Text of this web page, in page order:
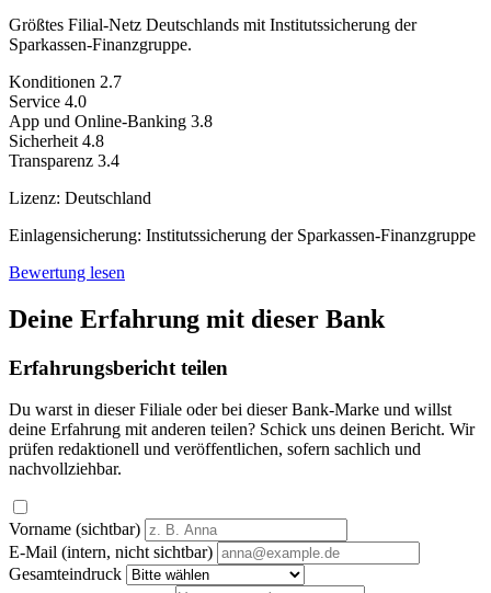
Größtes Filial-Netz Deutschlands mit Institutssicherung der
Sparkassen-Finanzgruppe.
Konditionen 2.7
Service 4.0
App und Online-Banking 3.8
Sicherheit 4.8
Transparenz 3.4
Lizenz: Deutschland
Einlagensicherung: Institutssicherung der Sparkassen-Finanzgruppe
Bewertung lesen
Deine Erfahrung mit dieser Bank
Erfahrungsbericht teilen
Du warst in dieser Filiale oder bei dieser Bank-Marke und willst
deine Erfahrung mit anderen teilen? Schick uns deinen Bericht. Wir
prüfen redaktionell und veröffentlichen, sofern sachlich und
nachvollziehbar.
Vorname (sichtbar)
E-Mail (intern, nicht sichtbar)
Gesamteindruck